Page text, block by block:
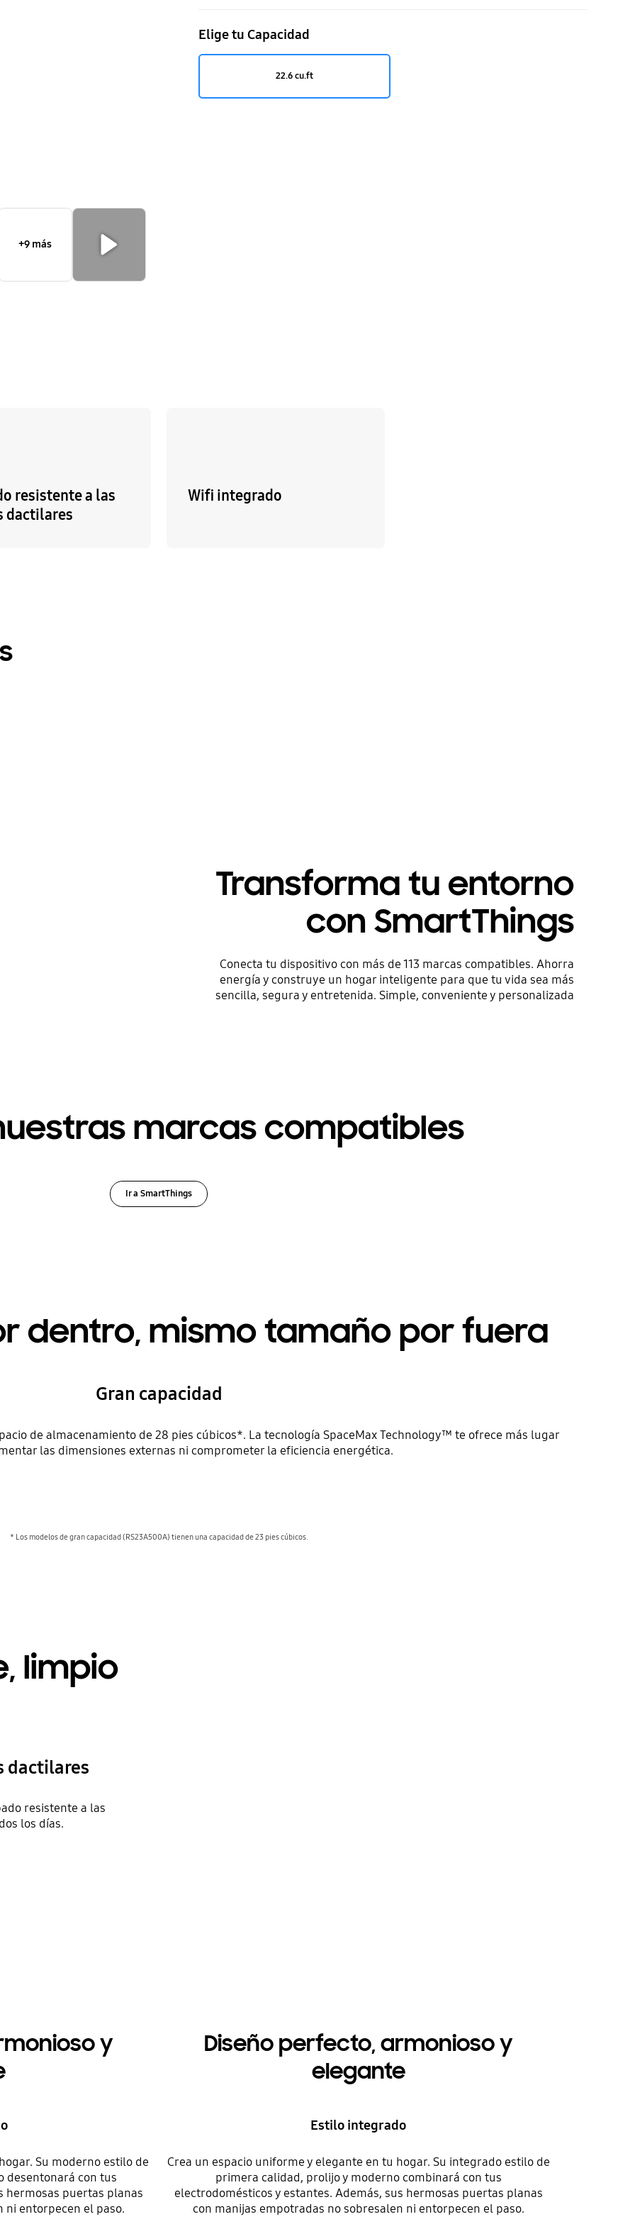
+9 más
Elige tu Capacidad
22.6 cu.ft
resistente a las
dactilares
Wifi integrado
Transforma tu entorno
con SmartThings
Conecta tu dispositivo con más de 113 marcas compatibles. Ahorra
energía y construye un hogar inteligente para que tu vida sea más
sencilla, segura y entretenida. Simple, conveniente y personalizada
marcas compatibles
Ir a SmartThings
dentro, mismo tamaño por fuera
Gran capacidad
de almacenamiento de 28 pies cúbicos*. La tecnología SpaceMax Technology™ te ofrece más lugar
las dimensiones externas ni comprometer la eficiencia energética.
* Los modelos de gran capacidad (RS23A500A) tienen una capacidad de 23 pies cúbicos.
limpio
dactilares
resistente a las
los días.
y
Su moderno estilo de
desentonará con tus
hermosas puertas planas
ni entorpecen el paso.
Diseño perfecto, armonioso y
elegante
Estilo integrado
Crea un espacio uniforme y elegante en tu hogar. Su integrado estilo de
primera calidad, prolijo y moderno combinará con tus
electrodomésticos y estantes. Además, sus hermosas puertas planas
con manijas empotradas no sobresalen ni entorpecen el paso.